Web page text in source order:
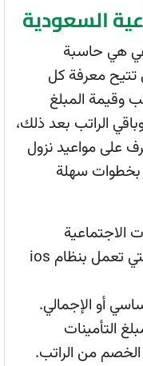
السعودية
هي حاسبة
تتيح معرفة كل
وقيمة المبلغ
الراتب بعد ذلك،
على مواعيد نزول
بخطوات سهلة
الاجتماعية
السعودية للآيفون أو الأجهزة التي تعمل بنظام ios
أو الإجمالي.
التأمينات
الخصم من الراتب.